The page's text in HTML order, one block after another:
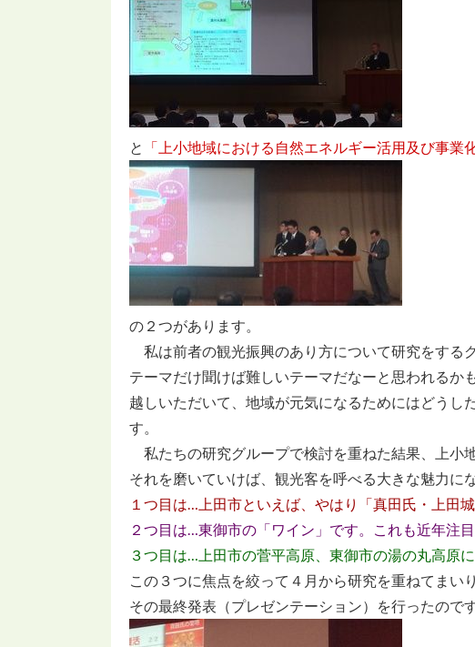
と 「上小地域における自然エネルギー活用及び事業
の２つがあります。
私は前者の観光振興のあり方について研究をする
テーマだけ聞けば難しいテーマだなーと思われるか
越しいただいて、地域が元気になるためにはどう
す。
私たちの研究グループで検討を重ねた結果、上小
それを磨いていけば、観光客を呼べる大きな魅力に
１つ目は…上田市といえば、やはり「真田氏・上田
２つ目は…東御市の「ワイン」です。これも近年注
３つ目は…上田市の菅平高原、東御市の湯の丸高原
この３つに焦点を絞って４月から研究を重ねてまい
その最終発表（プレゼンテーション）を行ったのです